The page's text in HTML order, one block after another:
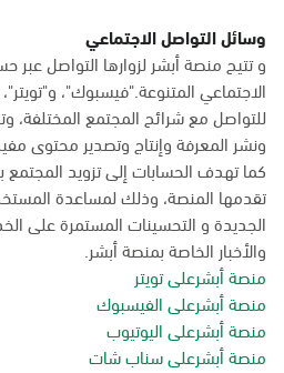
وسائل التواصل الاجتماعي
و تتيح منصة أبشر لزوارها التواصل عبر
الاجتماعي المتنوعة."فيسبوك"،
للتواصل مع شرائح المجتمع المختلفة،
ونشر المعرفة وإنتاج وتصدير محتوى
كما تهدف الحسابات إلى تزويد المجتمع
تقدمها المنصة، وذلك لمساعدة
الجديدة و التحسينات المستمرة على
والأخبار الخاصة بمنصة أبشر.
منصة أبشرعلى تويتر
منصة أبشرعلى الفيسبوك
منصة أبشرعلى اليوتيوب
منصة أبشرعلى سناب شات